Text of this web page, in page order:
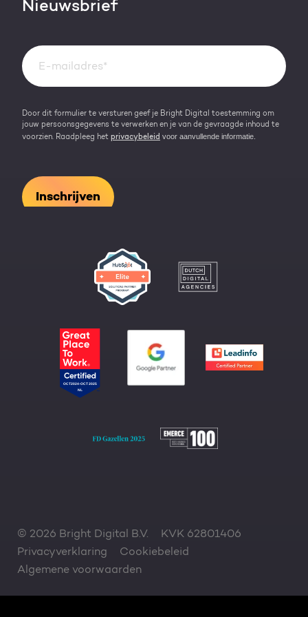
Team
Events & webinars
Kennisbank
Nieuwsbrief
Door dit formulier te versturen geef je Bright Digital toestemming om
jouw persoonsgegevens te verwerken en je van de gevraagde inhoud te
voorzien. Raadpleeg het privacybeleid voor aanvullende informatie.
© 2026 Bright Digital B.V.
KVK 62801406
Privacyverklaring
Cookiebeleid
Algemene voorwaarden